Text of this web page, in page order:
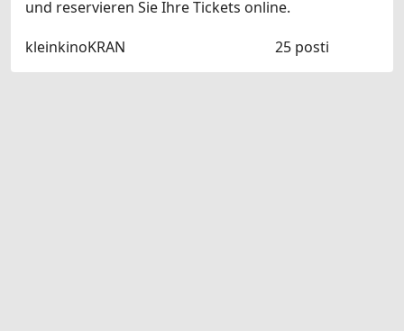
und reservieren Sie Ihre Tickets online.
kleinkinoKRAN
25 posti